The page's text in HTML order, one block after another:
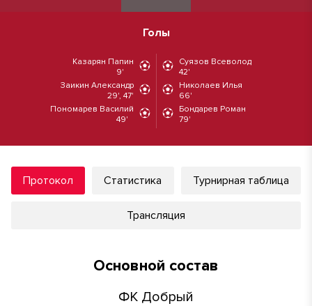
Голы
Казарян Папин
9'
Заикин Александр
29', 47'
Пономарев Василий
49'
Суязов Всеволод
42'
Николаев Илья
66'
Бондарев Роман
79'
Протокол Статистика Турнирная таблица
Трансляция
Основной состав
ФК Добрый